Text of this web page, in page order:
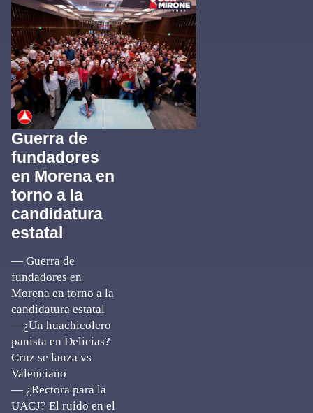
Guerra de
fundadores
en Morena en
torno a la
candidatura
estatal
— Guerra de
fundadores en
Morena en torno a la
candidatura estatal
—¿Un huachicolero
panista en Delicias?
Cruz se lanza vs
Valenciano
— ¿Rectora para la
UACJ? El ruido en el